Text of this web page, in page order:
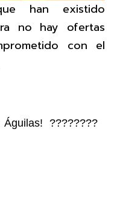
han existido
no hay ofertas
con el
????????